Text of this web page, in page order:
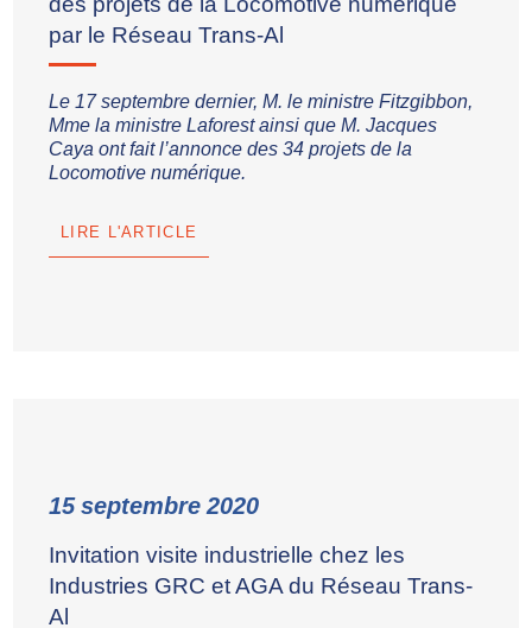
Formations et évènements
Membres affiliés CRITM
Membres affiliés AMQ
Rencontres d’acheteurs
Référencement
Avantages
Membre professionnel ressource
Liste des membres
par le Réseau Trans-Al
Le 17 septembre dernier, M. le ministre Fitzgibbon,
Mme la ministre Laforest ainsi que M. Jacques
Caya ont fait l’annonce des 34 projets de la
Locomotive numérique.
LIRE L'ARTICLE
15 septembre 2020
Invitation visite industrielle chez les
Industries GRC et AGA du Réseau Trans-
Al